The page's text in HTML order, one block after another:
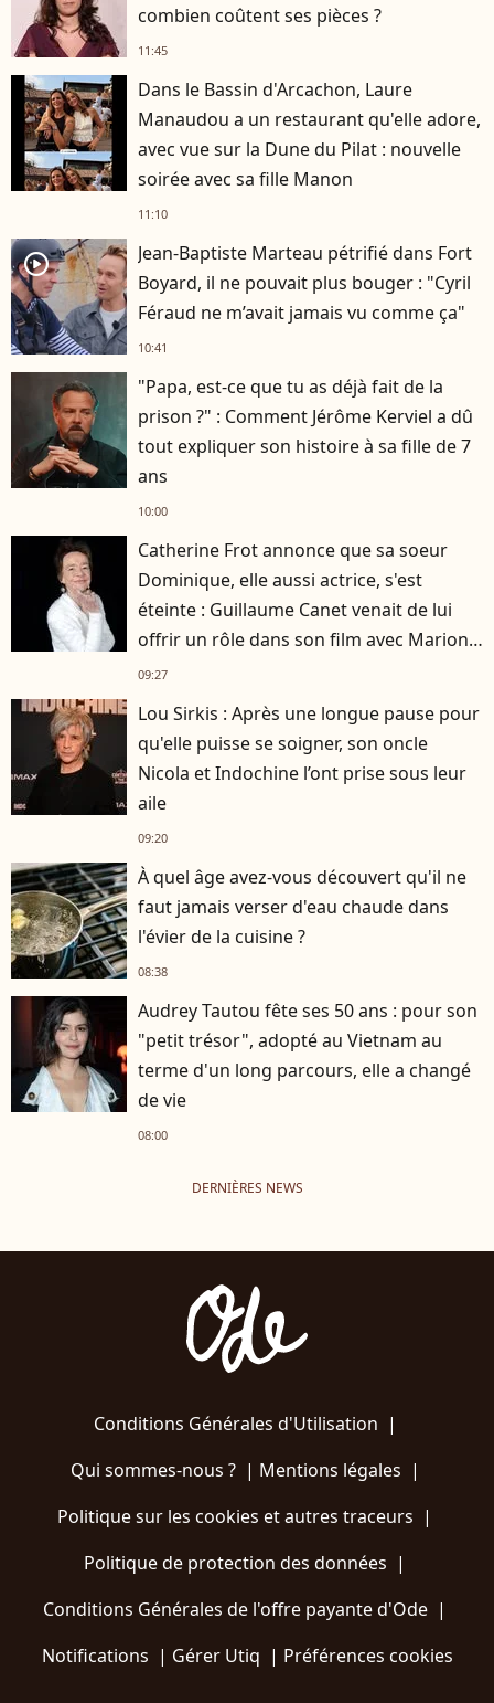
combien coûtent ses pièces ?
11:45
Dans le Bassin d'Arcachon, Laure
Manaudou a un restaurant qu'elle adore,
avec vue sur la Dune du Pilat : nouvelle
soirée avec sa fille Manon
11:10
player2
Jean-Baptiste Marteau pétrifié dans Fort
Boyard, il ne pouvait plus bouger : "Cyril
Féraud ne m’avait jamais vu comme ça"
10:41
"Papa, est-ce que tu as déjà fait de la
prison ?" : Comment Jérôme Kerviel a dû
tout expliquer son histoire à sa fille de 7
ans
10:00
Catherine Frot annonce que sa soeur
Dominique, elle aussi actrice, s'est
éteinte : Guillaume Canet venait de lui
offrir un rôle dans son film avec Marion
Cotillard
09:27
Lou Sirkis : Après une longue pause pour
qu'elle puisse se soigner, son oncle
Nicola et Indochine l’ont prise sous leur
aile
09:20
À quel âge avez-vous découvert qu'il ne
faut jamais verser d'eau chaude dans
l'évier de la cuisine ?
08:38
Audrey Tautou fête ses 50 ans : pour son
"petit trésor", adopté au Vietnam au
terme d'un long parcours, elle a changé
de vie
08:00
DERNIÈRES NEWS
Conditions Générales d'Utilisation |
Qui sommes-nous ?| Mentions légales |
Politique sur les cookies et autres traceurs |
Politique de protection des données |
Conditions Générales de l'offre payante d'Ode |
Notifications | Gérer Utiq | Préférences cookies